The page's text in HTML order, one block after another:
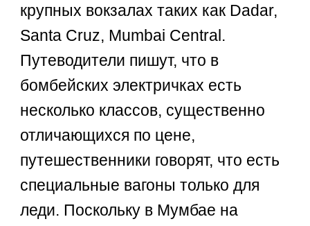
крупных вокзалах таких как Dadar,
Santa Cruz, Mumbai Central.
Путеводители пишут, что в
бомбейских электричках есть
несколько классов, существенно
отличающихся по цене,
путешественники говорят, что есть
специальные вагоны только для
леди. Поскольку в Мумбае на